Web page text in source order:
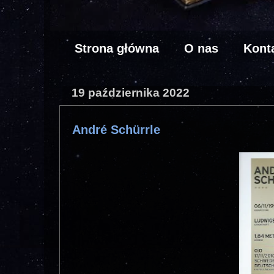
Strona główna O nas
19 października 2022
André Schürrle